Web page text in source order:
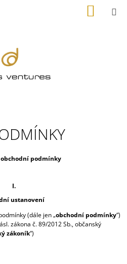
KOŠÍK
obchodní podmínky
I.
ustanovení
(dále jen „obchodní podmínky“)
zákona č. 89/2012 Sb., občanský
zákoník“)